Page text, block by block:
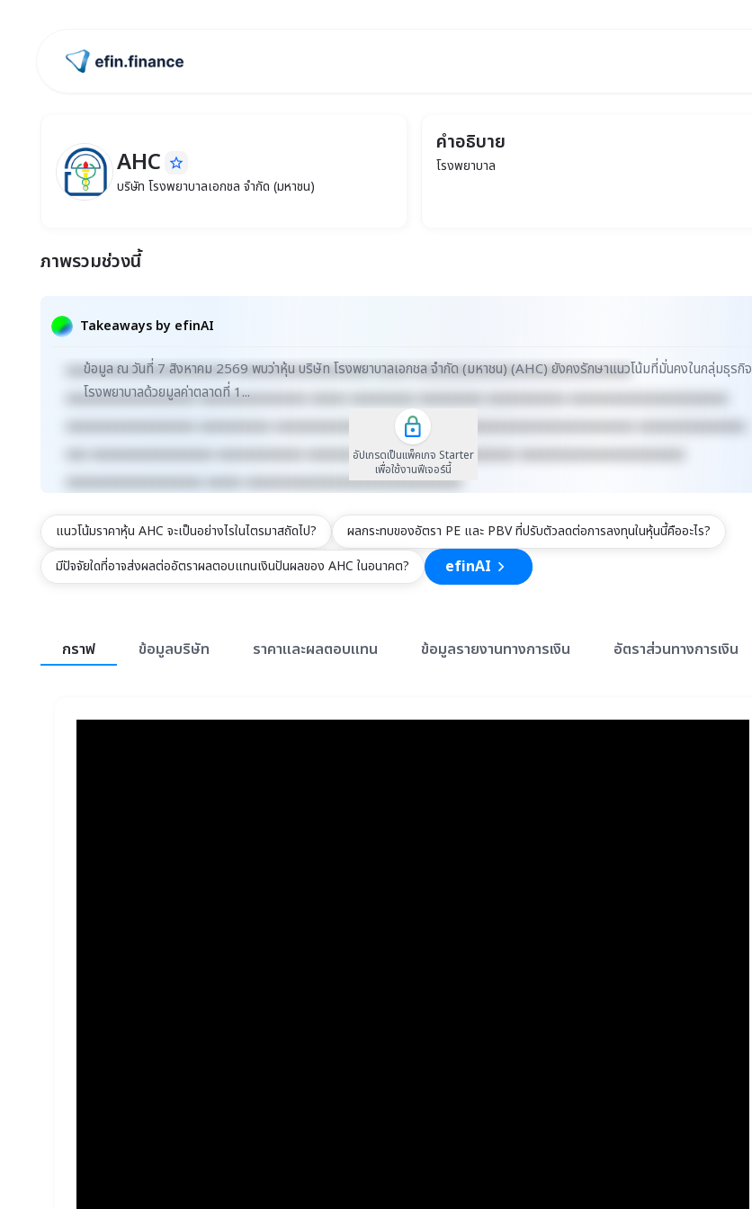
ไปหน้าแรก
AHCบริษัท โรงพยาบาลเอกชล จำกัด (มหาชน)
AHC star_border
บริษัท โรงพยาบาลเอกชล จำกัด (มหาชน)
คำอธิบาย
โรงพยาบาล
ภาพรวมช่วงนี้
Takeaways by efinAI
xxxxxxxxxxxxxxxxxxxxxxx xxxxxxxxxxxxxxxxxxx xxxxx xxxxxxxxxxxxxxxxxxxxxxxxxxxxxx
xxxxxxxxxxxxxxxxxx xxxxxxxxxxxxxxx xxxxx xxxxxxxxx xxxxxxxxx xxxxxxxxxxx xxxxxxxxxxxxxxxxxxxxxx
xxxxxxxxxxxxxxxxxx xxxxxxxxxx xxxxxxxxxxxxx xxxxxxxxxx xxxxxxxxxxxxxxxxxxxxxxxxxx xxxxxxxxxxxxxxx
xxx xxxxxxxxxxxxxxxxx xxxxxxxxxxxx xxxxxxxxx xxxxxxxxxxx xxxxxxxx xxxxxxxxxxxxxxxxxxxxxxx
xxxxxxxxxxxxxxxxxxx xxxxx xxxxxxxxxxxxxxxxxxxxxxxxxxxxxx
ข้อมูล ณ วันที่ 7 สิงหาคม 2569 พบว่าหุ้น บริษัท โรงพยาบาลเอกชล จำกัด (มหาชน) (AHC) ยังคงรักษาแนวโน้มที่มั่นคงในกลุ่มธุรกิจ
โรงพยาบาลด้วยมูลค่าตลาดที่ 1...
อัปเกรดเป็นแพ็คเกจ Starter
เพื่อใช้งานฟีเจอร์นี้
แนวโน้มราคาหุ้น AHC จะเป็นอย่างไรในไตรมาสถัดไป?
ผลกระทบของอัตรา PE และ PBV ที่ปรับตัวลดต่อการลงทุนในหุ้นนี้คืออะไร?
มีปัจจัยใดที่อาจส่งผลต่ออัตราผลตอบแทนเงินปันผลของ AHC ในอนาคต?
efinAI
กราฟ
ข้อมูลบริษัท ราคาและผลตอบแทน ข้อมูลรายงานทางการเงิน อัตราส่วนทางการเงิน